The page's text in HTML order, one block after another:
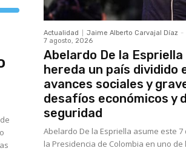
Actualidad Jaime Alberto Carvajal Díaz -
7 agosto, 2026
Abelardo De la Espriella
hereda un país dividido
avances sociales y
desafíos económicos y
seguridad
Abelardo De la Espriella asume este 7
la Presidencia de Colombia en uno de